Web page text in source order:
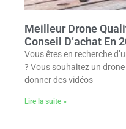
Meilleur Drone
Conseil D’achat En
Vous êtes en recherche
? Vous souhaitez un
donner des vidéos
Lire la suite »